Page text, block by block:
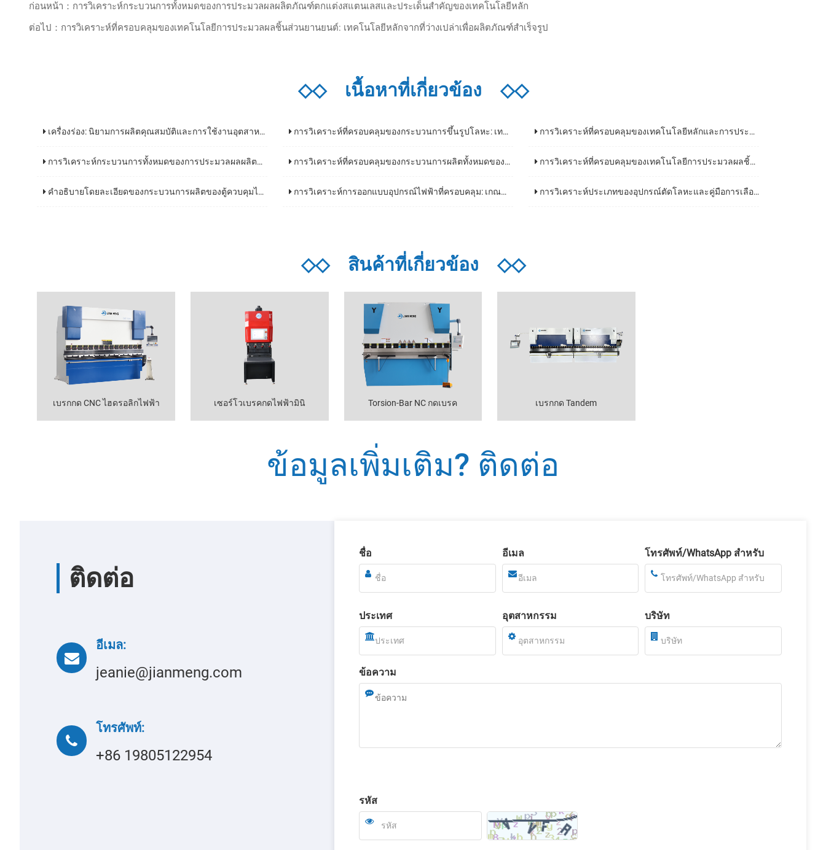
ก่อนหน้า：การวิเคราะห์กระบวนการทั้งหมดของการประมวลผลผลิตภัณฑ์ตกแต่งสแตนเลสและประเด็นสําคัญของเทคโนโลยีหลัก
ต่อไป：การวิเคราะห์ที่ครอบคลุมของเทคโนโลยีการประมวลผลชิ้นส่วนยานยนต์: เทคโนโลยีหลักจากที่ว่างเปล่าเพื่อผลิตภัณฑ์สําเร็จรูป
◇◇เนื้อหาที่เกี่ยวข้อง ◇◇
เครื่องร่อง: นิยามการผลิตคุณสมบัติและการใช้งานอุตสาหกรรม การวิเคราะห์ที่ครอบคลุมของกระบวนการขึ้นรูปโลหะ: เทคโนโลยีหลักและสถานการณ์การใช้งาน การวิเคราะห์ที่ครอบคลุมของเทคโนโลยีหลักและการประยุกต์ใช้ในอุตสาหกรรมของเครื่องจักรกลความแม่นยําของสแตนเลส
การวิเคราะห์กระบวนการทั้งหมดของการประมวลผลผลิตภัณฑ์ตกแต่งสแตนเลสและประเด็นสําคัญของเทคโนโลยีหลัก การวิเคราะห์ที่ครอบคลุมของกระบวนการผลิตทั้งหมดของที่อยู่อาศัยหลอดไฟ: เทคโนโลยีหลักจากวัสดุเพื่อผลิตภัณฑ์สําเร็จรูป การวิเคราะห์ที่ครอบคลุมของเทคโนโลยีการประมวลผลชิ้นส่วนยานยนต์: เทคโนโลยีหลักจากที่ว่างเปล่าเพื่อผลิตภัณฑ์สําเร็จรูป
คําอธิบายโดยละเอียดของกระบวนการผลิตของตู้ควบคุมไฟฟ้า: คู่มือที่ครอบคลุมจากการออกแบบการจัดส่ง การวิเคราะห์การออกแบบอุปกรณ์ไฟฟ้าที่ครอบคลุม: เกณฑ์การเลือกวัสดุระดับการป้องกันและแนวทางสถานการณ์การใช้งาน การวิเคราะห์ประเภทของอุปกรณ์ตัดโลหะและคู่มือการเลือก: กุญแจสําคัญในการปรับปรุงประสิทธิภาพการประมวลผล
◇◇สินค้าที่เกี่ยวข้อง ◇◇
เบรกกด CNC ไฮดรอลิกไฟฟ้า เซอร์โวเบรคกดไฟฟ้ามินิ Torsion-Bar NC กดเบรค เบรกกด Tandem
ข้อมูลเพิ่มเติม? ติดต่อ
ติดต่อ
อีเมล:
jeanie@jianmeng.com
โทรศัพท์:
+86 19805122954
ชื่อ อีเมล โทรศัพท์/WhatsApp สำหรับ
ประเทศ อุตสาหกรรม บริษัท
ข้อความ
รหัส